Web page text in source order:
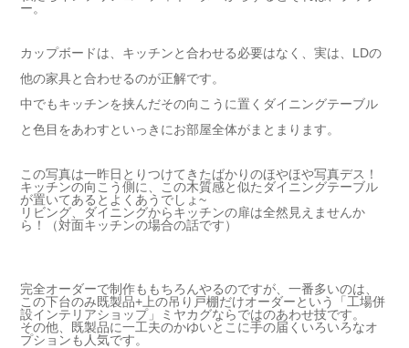
ー。
カップボードは、キッチンと合わせる必要はなく、実は、LDの
他の家具と合わせるのが正解です。
中でもキッチンを挟んだその向こうに置くダイニングテーブル
と色目をあわすといっきにお部屋全体がまとまります。
この写真は一昨日とりつけてきたばかりのほやほや写真デス！
キッチンの向こう側に、この木質感と似たダイニングテーブル
が置いてあるとよくあうでしょ~
リビング、ダイニングからキッチンの扉は全然見えませんか
ら！（対面キッチンの場合の話です）
完全オーダーで制作ももちろんやるのですが、一番多いのは、
この下台のみ既製品+上の吊り戸棚だけオーダーという「工場併
設インテリアショップ」ミヤカグならではのあわせ技です。
その他、既製品に一工夫のかゆいとこに手の届くいろいろなオ
プションも人気です。